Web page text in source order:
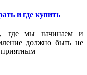
и где купить
где мы начинаем и
должно быть не
приятным